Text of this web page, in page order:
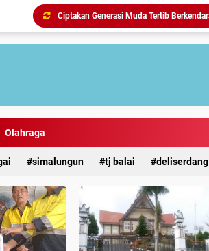
Olahraga
simalungun tj balai deliserdang